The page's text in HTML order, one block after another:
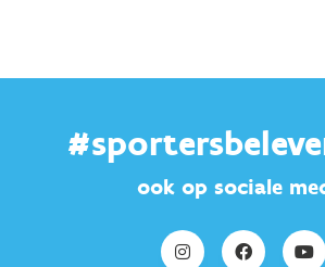
ook op sociale